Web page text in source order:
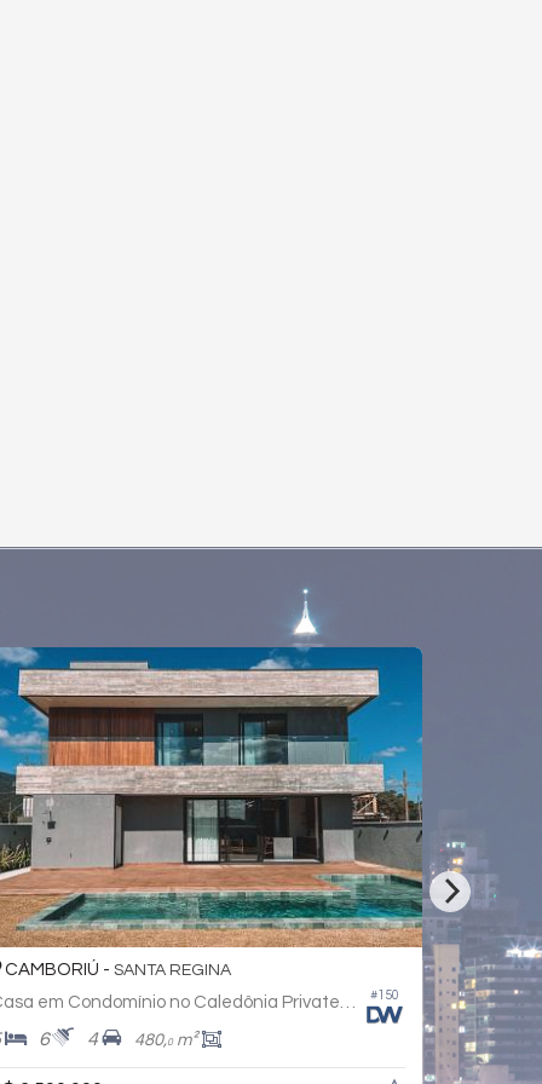
#077
BALNEÁRIO CAMBORIÚ -ESTADOS
em Condomínio no Vila Rica
6 2 650,0m²